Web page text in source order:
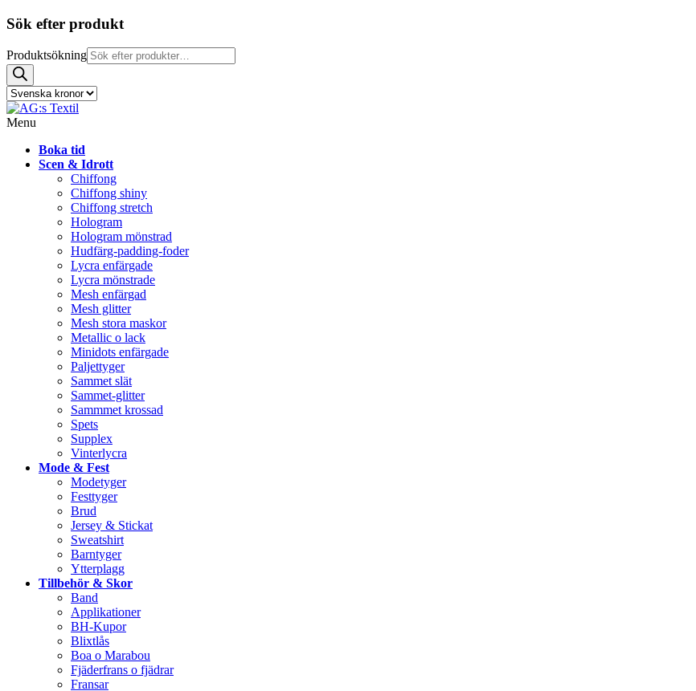
Sök efter produkt
Produktsökning
Menu
Boka tid
Scen & Idrott
Chiffong
Chiffong shiny
Chiffong stretch
Hologram
Hologram mönstrad
Hudfärg-padding-foder
Lycra enfärgade
Lycra mönstrade
Mesh enfärgad
Mesh glitter
Mesh stora maskor
Metallic o lack
Minidots enfärgade
Paljettyger
Sammet slät
Sammet-glitter
Sammmet krossad
Spets
Supplex
Vinterlycra
Mode & Fest
Modetyger
Festtyger
Brud
Jersey & Stickat
Sweatshirt
Barntyger
Ytterplagg
Tillbehör & Skor
Band
Applikationer
BH-Kupor
Blixtlås
Boa o Marabou
Fjäderfrans o fjädrar
Fransar